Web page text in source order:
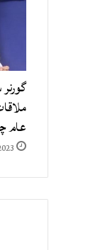
عام